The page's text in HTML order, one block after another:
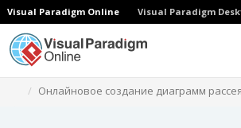
Visual Paradigm Online Visual Paradigm
Онлайновое создание диаграмм